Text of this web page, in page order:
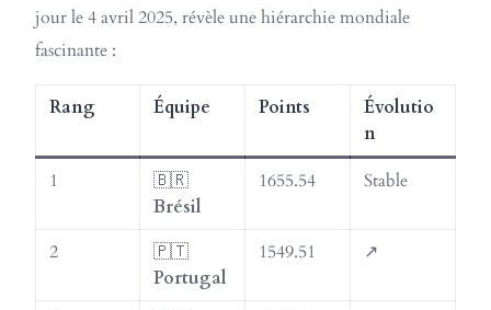
jour le 4 avril 2025, révèle une hiérarchie mondiale
fascinante :
Rang Équipe Points
Évolutio
n
1
🇧🇷
Brésil
1655.54 Stable
2
🇵🇹
Portugal
1549.51 ↗️